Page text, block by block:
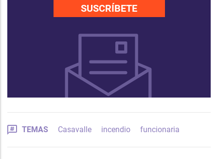
SUSCRÍBETE
TEMAS Casavalle incendio funcionaria